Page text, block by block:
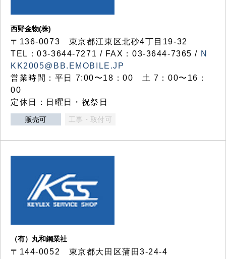
西野金物(株)
〒136-0073 東京都江東区北砂4丁目19-32
TEL：03‐3644‐7271 / FAX：03-3644-7365 / N
KK2005@BB.EMOBILE.JP
営業時間：平日 7:00〜18：00 土 7：00〜16：
00
定休日：日曜日・祝祭日
販売可 工事・取付可
（有）丸和鋼業社
〒144-0052 東京都大田区蒲田3-24-4